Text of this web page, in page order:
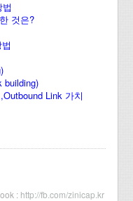
것은?
building)
Link 가치
: http://fb.com/zinicap.kr